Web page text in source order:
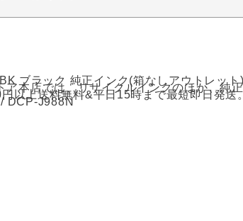
ブラック 純正インク(箱なしアウトレット
本店では、リサイクルインクのほか、純
以上送料無料&平日15時まで最短即日発送
DCP-J988N